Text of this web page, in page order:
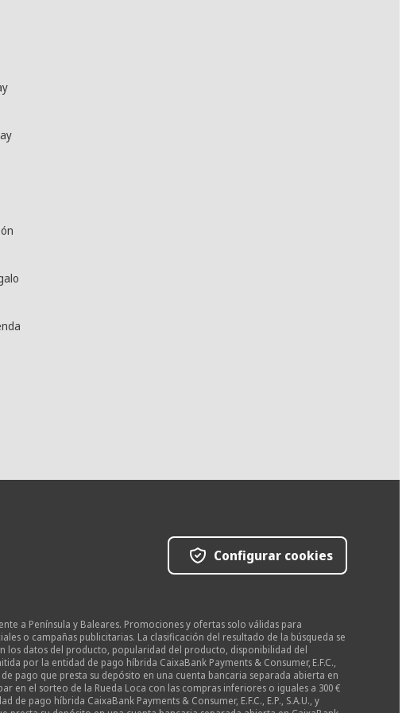
Configurar cookies
a Península y Baleares. Promociones y ofertas solo válidas para
o campañas publicitarias. La clasificación del resultado de la búsqueda se
los datos del producto, popularidad del producto, disponibilidad del
por la entidad de pago híbrida CaixaBank Payments & Consumer, E.F.C.,
pago que presta su depósito en una cuenta bancaria separada abierta en
en el sorteo de la Rueda Loca con las compras inferiores o iguales a 300 €
pago híbrida CaixaBank Payments & Consumer, E.F.C., E.P., S.A.U., y